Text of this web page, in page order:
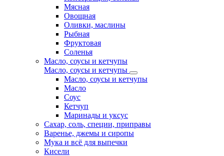
Мясная
Овощная
Оливки, маслины
Рыбная
Фруктовая
Соленья
Масло, соусы и кетчупы
Масло, соусы и кетчупы
Масло, соусы и кетчупы
Масло
Соус
Кетчуп
Маринады и уксус
Сахар, соль, специи, приправы
Варенье, джемы и сиропы
Мука и всё для выпечки
Кисели